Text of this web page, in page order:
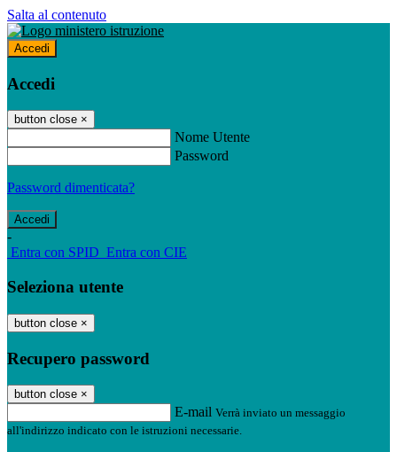
Salta al contenuto
Accedi
Accedi
button close ×
Nome Utente
Password
Password dimenticata?
-
Entra con SPID Entra con CIE
Seleziona utente
button close ×
Recupero password
button close ×
E-mail Verrà inviato un messaggio
all'indirizzo indicato con le istruzioni necessarie.